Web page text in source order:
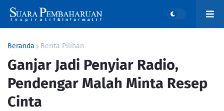
Beranda Berita Pilihan
Ganjar Jadi Penyiar Radio,
Pendengar Malah Minta Resep
Cinta